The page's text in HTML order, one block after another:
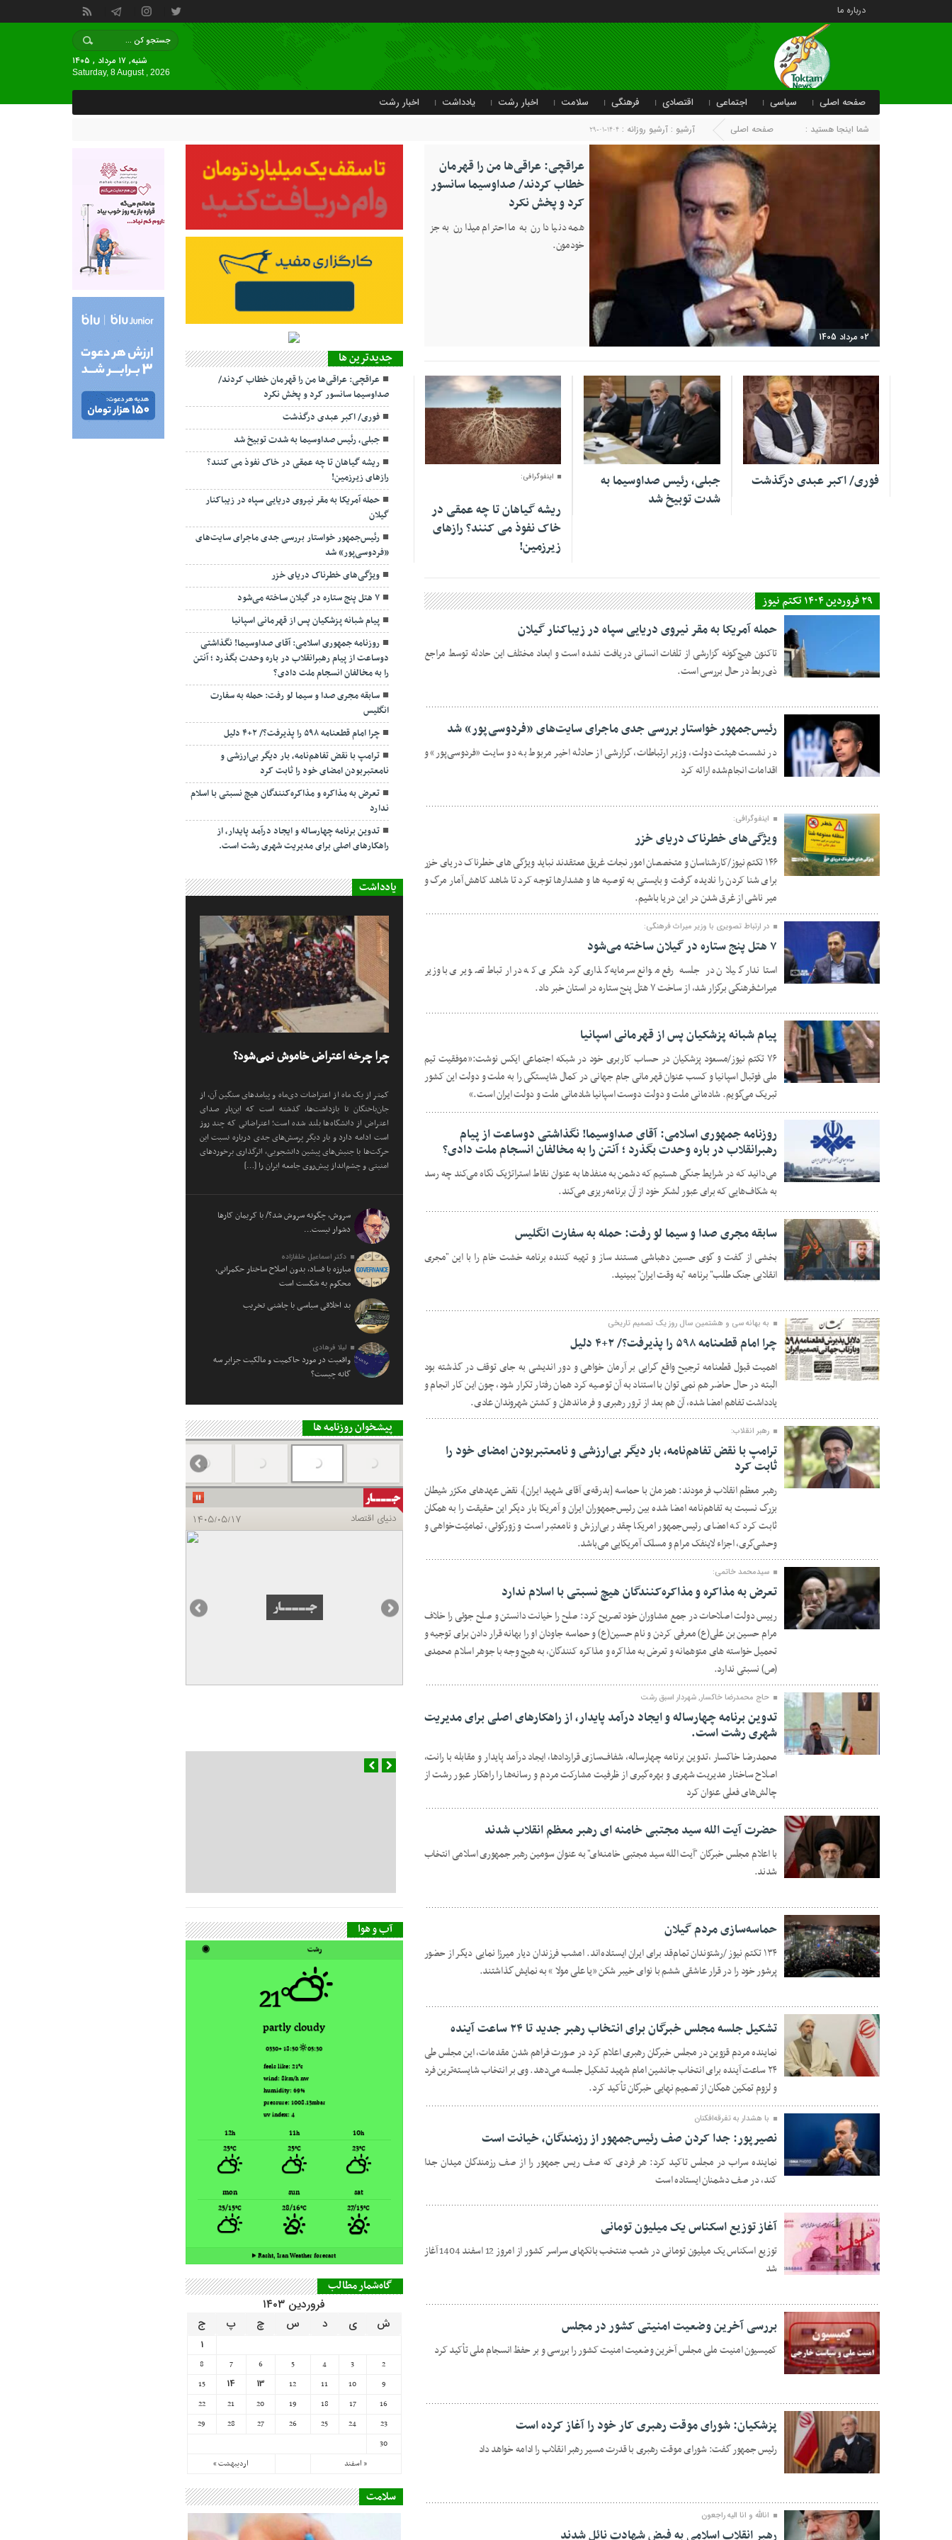
درباره ما
شنبه, ۱۷ مرداد , ۱۴۰۵
Saturday, 8 August , 2026
صفحه اصلی سیاسی اجتماعی اقتصادی فرهنگی سلامت اخبار رشت یادداشت اخبار رشت
شما اینجا هستید : صفحه اصلی آرشیو : آرشیو روزانه : ۱۴۰۴-۰۱-۲۹
02 مرداد 1405
عراقچی: عراقی‌ها من را قهرمان
خطاب کردند/ صداوسیما سانسور
کرد و پخش نکرد
همه دنیا دارن به ما احترام میذارن به جز
خودمون.
02 مرداد 1405
فوری/ اکبر عبدی درگذشت
جبلی، رئیس صداوسیما به
شدت توبیخ شد
02 مرداد 1405
اینفوگرافی:
ریشه گیاهان تا چه عمقی در
خاک نفوذ می کنند؟ رازهای
زیرزمین!
۲۹ فروردین ۱۴۰۴ تکتم نیوز
02 مرداد 1405
حمله آمریکا به مقر نیروی دریایی سپاه در زیباکنار گیلان
تاکنون هیچ‌گونه گزارشی از تلفات انسانی دریافت نشده است و ابعاد مختلف این حادثه توسط مراجع
ذی‌ربط در حال بررسی است.
02 مرداد 1405
رئیس‌جمهور خواستار بررسی جدی ماجرای سایت‌های «فردوسی‌پور» شد
در نشست هیئت دولت، وزیر ارتباطات، گزارشی از حادثه اخیر مربوط به دو سایت «فردوسی‌پور» و
اقدامات انجام‌شده ارائه کرد
29 تیر 1405
اینفوگرافی:
ویژگی‌های خطرناک دریای خزر
۱۴۶ تکتم نیوز/کارشناسان و متخصصان امور نجات غریق معتقدند نباید ویژگی های خطرناک دریای خزر
برای شنا کردن را نادیده گرفت و بایستی به توصیه ها و هشدارها توجه کرد تا شاهد کاهش آمار مرگ و
میر ناشی از غرق شدن در این دریا باشیم.
29 تیر 1405
در ارتباط تصویری با وزیر میراث فرهنگی:
۷ هتل پنج ستاره در گیلان ساخته می‌شود
استاندار گیلان در جلسه رفع موانع سرمایه‌گذاری گردشگری که در ارتباط تصویری با وزیر
میراث‌فرهنگی برگزار شد، از ساخت ۷ هتل پنج ستاره در استان خبر داد.
29 تیر 1405
پیام شبانه پزشکیان پس از قهرمانی اسپانیا
۷۶ تکتم نیوز/مسعود پزشکیان در حساب کاربری خود در شبکه اجتماعی ایکس نوشت:«موفقیت تیم
ملی فوتبال اسپانیا و کسب عنوان قهرمانی جام جهانی در کمال شایستگی را به ملت و دولت این کشور
تبریک می‌گویم. شادمانی ملت و دولت دوست اسپانیا شادمانی ملت و دولت ایران است.»
29 تیر 1405
روزنامه جمهوری اسلامی: آقای صداوسیما! نگذاشتی دوساعت از پیام
رهبرانقلاب در باره وحدت بگذرد ؛ آنتن را به مخالفان انسجام ملت دادی؟
می‌دانید که در شرایط جنگی هستیم که دشمن به منفذها به عنوان نقاط استراتژیک نگاه می‌کند چه رسد
به شکاف‌هایی که برای عبور لشکر خود از آن برنامه‌ریزی می‌کند.
28 تیر 1405
سابقه مجری صدا و سیما لو رفت: حمله به سفارت انگلیس
بخشی از گفت و گوی حسین دهباشی مستند ساز و تهیه کننده برنامه خشت خام را با این "مجری
انقلابی جنگ طلب" برنامه "به وقت ایران" ببینید.
27 تیر 1405
به بهانه سی و هشتمین سال روز یک تصمیم تاریخی
چرا امام قطعنامه ۵۹۸ را پذیرفت؟/ ۲+۴ دلیل
اهمیت قبول قطعنامه ترجیح واقع گرایی بر آرمان خواهی و دور اندیشی به جای توقف در گذشته بود
البته در حال حاضر هم نمی توان با استناد به آن توصیه کرد همان رفتار تکرار شود، چون این کار انجام و
یادداشت تفاهم امضا شده، آن هم بعد از ترور رهبری و فرماندهان و کشتن شهروندان عادی.
27 تیر 1405
رهبر انقلاب:
ترامپ با نقض تفاهم‌نامه، بار دیگر بی‌ارزشی و نامعتبربودن امضای خود را
ثابت کرد
رهبر معظم انقلاب فرمودند: همزمان با حماسه [بدرقه‌ی آقای شهید ایران]، نقض عهدهای مکرّر شیطان
بزرگ نسبت به تفاهم‌نامه امضا شده بین رئیس‌جمهوران ایران و آمریکا بار دیگر این حقیقت را به همگان
ثابت کرد که امضای رئیس‌جمهور امریکا چقدر بی‌ارزش و نامعتبر است و زورگوئی، تمامیّت‌خواهی و
وحشی‌گری، اجزاء لاینفک مرام و مسلک آمریکایی می‌باشد.
23 تیر 1405
سیدمحمد خاتمی:
تعرض به مذاکره و مذاکره‌کنندگان هیچ نسبتی با اسلام ندارد
رییس دولت اصلاحات در جمع مشاوران خود تصریح کرد: صلح را خیانت دانستن و صلح جوئی را خلاف
مرام حسین بن علی(ع) معرفی کردن و نام حسین(ع) و حماسه جاودان او را بهانه قرار دادن برای توجیه و
تحمیل خواسته های متوهمانه و تعرض به مذاکره و مذاکره کنندگان، به هیچ وجه با جوهر اسلام محمدی
(ص) نسبتی ندارد.
حاج محمدرضا خاکسار, شهردار اسبق رشت
تدوین برنامه چهارساله و ایجاد درآمد پایدار، از راهکارهای اصلی برای مدیریت
شهری رشت است.
محمدرضا خاکسار ،تدوین برنامه چهارساله، شفاف‌سازی قراردادها، ایجاد درآمد پایدار و مقابله با رانت،
اصلاح ساختار مدیریت شهری و بهره‌گیری از ظرفیت مشارکت مردم و رسانه‌ها را راهکار عبور رشت از
چالش‌های فعلی عنوان کرد
18 اسفند 1404
حضرت آیت الله سید مجتبی خامنه ای رهبر معظم انقلاب شدند
با اعلام مجلس خبرگان "آیت الله سید مجتبی خامنه‌ای" به عنوان سومین رهبر جمهوری اسلامی انتخاب
شدند.
16 اسفند 1404
حماسه‌سازی مردم گیلان
۱۳۴ تکتم نیوز /رشتوندان تمام‌قد برای ایران ایستاده‌اند. امشب فرزندان دیار میرزا نمایی دیگر از حضور
پرشور خود را در قرار عاشقی ششم با نوای خیبر شکن «یا علی مولا » به نمایش گذاشتند.
16 اسفند 1404
تشکیل جلسه مجلس خبرگان برای انتخاب رهبر جدید تا ۲۴ ساعت آینده
نماینده مردم قزوین در مجلس خبرگان رهبری اعلام کرد در صورت فراهم شدن مقدمات، این مجلس طی
۲۴ ساعت آینده برای انتخاب جانشین امام شهید تشکیل جلسه می‌دهد. وی بر انتخاب شایسته‌ترین فرد
و لزوم تمکین همگان از تصمیم نهایی خبرگان تأکید کرد.
16 اسفند 1404
با هشدار به تفرقه‌افکنان
نصیرپور: جدا کردن صف رئیس‌جمهور از رزمندگان، خیانت است
نماینده سراب در مجلس‌ تاکید کرد: هر فردی که صف ریس جمهور را از صف رزمندگان میدان جدا
کند، در صف دشمنان‌ ایستاده است
12 اسفند 1404
آغاز توزیع اسکناس یک میلیون تومانی
توزیع اسکناس یک میلیون تومانی در شعب منتخب بانکهای سراسر کشور از امروز 12 اسفند 1404 آغاز
شد
10 اسفند 1404
بررسی آخرین وضعیت امنیتی کشور در مجلس
کمیسیون امنیت ملی مجلس آخرین وضعیت امنیت کشور را بررسی و بر حفظ انسجام ملی تأکید کرد
پزشکیان: شورای موقت رهبری کار خود را آغاز کرده است
رئیس جمهور گفت: شورای موقت رهبری با قدرت مسیر رهبر انقلاب را ادامه خواهد داد
انالله و انا الیه راجعون
رهبر انقلاب اسلامی به فیض شهادت نائل شدند
جديدترين ها
عراقچی: عراقی‌ها من را قهرمان خطاب کردند/
صداوسیما سانسور کرد و پخش نکرد
فوری/ اکبر عبدی درگذشت
جبلی، رئیس صداوسیما به شدت توبیخ شد
ریشه گیاهان تا چه عمقی در خاک نفوذ می کنند؟
رازهای زیرزمین!
حمله آمریکا به مقر نیروی دریایی سپاه در زیباکنار
گیلان
رئیس‌جمهور خواستار بررسی جدی ماجرای سایت‌های
«فردوسی‌پور» شد
ویژگی‌های خطرناک دریای خزر
۷ هتل پنج ستاره در گیلان ساخته می‌شود
پیام شبانه پزشکیان پس از قهرمانی اسپانیا
روزنامه جمهوری اسلامی: آقای صداوسیما! نگذاشتی
دوساعت از پیام رهبرانقلاب در باره وحدت بگذرد ؛ آنتن
را به مخالفان انسجام ملت دادی؟
سابقه مجری صدا و سیما لو رفت: حمله به سفارت
انگلیس
چرا امام قطعنامه ۵۹۸ را پذیرفت؟/ ۲+۴ دلیل
ترامپ با نقض تفاهم‌نامه، بار دیگر بی‌ارزشی و
نامعتبربودن امضای خود را ثابت کرد
تعرض به مذاکره و مذاکره‌کنندگان هیچ نسبتی با اسلام
ندارد
تدوین برنامه چهارساله و ایجاد درآمد پایدار، از
راهکارهای اصلی برای مدیریت شهری رشت است.
یادداشت
چرا چرخه اعتراض خاموش نمی‌شود؟
کمتر از یک ماه از اعتراضات دی‌ماه و پیامد‌های سنگین آن، از
جان‌باختگان تا بازداشت‌ها، گذشته است که این‌بار صدای
اعتراض از دانشگاه‌ها بلند شده است؛ اعتراضاتی که چند روز
است ادامه دارد و بار دیگر پرسش‌های جدی درباره نسبت این
حرکت‌ها با جنبش‌های پیشین دانشجویی، اثرگذاری برخورد‌های
امنیتی و چشم‌انداز پیش‌روی جامعه ایران را […]
سروش، چگونه سروش شد؟/ با کریمان کارها
دشوار نیست…
دکتر اسماعیل خلفازاده
مبارزه با فساد، بدون اصلاح ساختار حکمرانی،
محکوم به شکست است
بد اخلاقی سیاسی با چاشنی تخریب
لیلا فرهادی
واقعیت در مورد حاکمیت و مالکیت جزایر سه
گانه چیست؟
پیشخوان روزنامه ها
آب و هوا
رشت ◉
21°
partly cloudy
05:30
18:50 +0330
feels like: 21°c
wind: 8km/hnw
humidity: 69%
pressure: 1008.13mbar
uv index: 4
10h
11h
12h
23°C
25°C
25°C
sat
sun
mon
27/15°C
28/16°C
25/15°C
Weather forecast
Rasht, Iran ▸
گاه‌شمار مطالب
فروردین ۱۴۰۳
ش ی د س چ پ ج
« اسفند اردیبهشت »
1
2
3
4
5
6
7
8
9
10
11
12
13
14
15
16
17
18
19
20
21
22
23
24
25
26
27
28
29
30
سلامت